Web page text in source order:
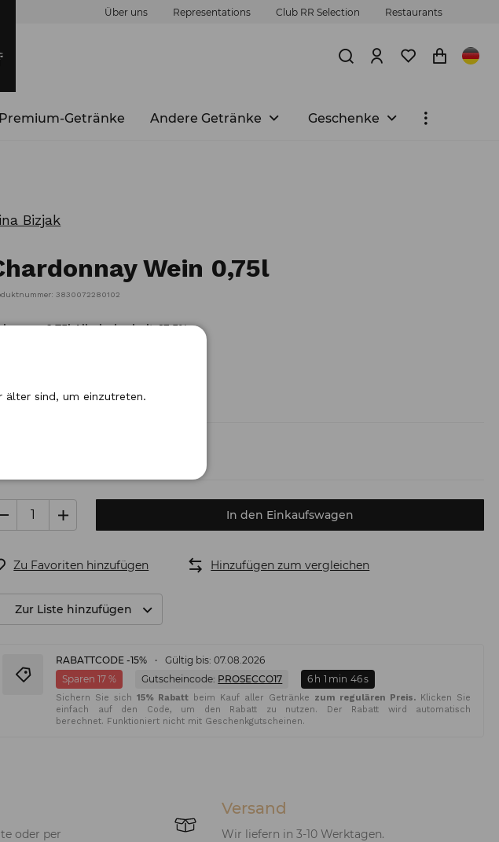
Über uns Representations Club RR Selection Restaurants
Premium-Getränke Andere Getränke Geschenke
Bizjak
Wein 0,75l
3830072280102
0,75l Alkoholgehalt: 13,5%
98 Stück
In den Einkaufswagen
Zu Favoriten hinzufügen Hinzufügen zum vergleichen
Zur Liste hinzufügen
RABATTCODE -15%
Gültig bis: 07.08.2026
Sparen 17 %
Gutscheincode: PROSECCO17 6 h 1 min 45s
Sichern Sie sich15% Rabatt beim Kauf aller Getränke zum regulären Preis. Klicken Sie
einfach auf den Code, um den Rabatt zu nutzen. Der Rabatt wird automatisch
berechnet. Funktioniert nicht mit Geschenkgutscheinen.
oder per
Versand
Wir liefern in 3-10 Werktagen.
älter sind, um einzutreten.